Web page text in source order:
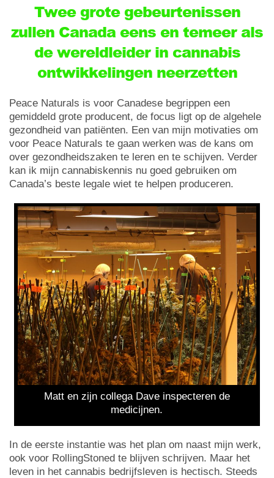
Twee grote gebeurtenissen
zullen Canada eens en temeer als
de wereldleider in cannabis
ontwikkelingen neerzetten
Peace Naturals is voor Canadese begrippen een
gemiddeld grote producent, de focus ligt op de algehele
gezondheid van patiënten. Een van mijn motivaties om
voor Peace Naturals te gaan werken was de kans om
over gezondheidszaken te leren en te schijven. Verder
kan ik mijn cannabiskennis nu goed gebruiken om
Canada’s beste legale wiet te helpen produceren.
Matt en zijn collega Dave inspecteren de
medicijnen.
In de eerste instantie was het plan om naast mijn werk,
ook voor RollingStoned te blijven schrijven. Maar het
leven in het cannabis bedrijfsleven is hectisch. Steeds